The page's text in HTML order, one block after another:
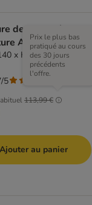
de protection
Allside Comfort
x H 50 cm
113,99 €
Prix le plus bas
pratiqué au cours
des 30 jours
précédents
l'offre.
5
Ajouter au panier